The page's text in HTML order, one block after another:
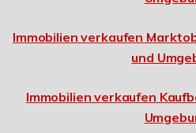
Immobilien verkaufen
und
Immobilien verkaufen